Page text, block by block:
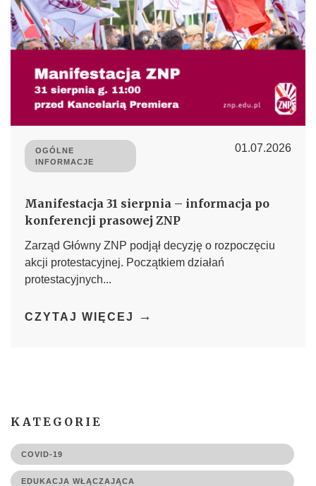
OGÓLNE
INFORMACJE
01.07.2026
Manifestacja 31 sierpnia – informacja po
konferencji prasowej ZNP
Zarząd Główny ZNP podjął decyzję o rozpoczęciu
akcji protestacyjnej. Początkiem działań
protestacyjnych...
CZYTAJ WIĘCEJ →
KATEGORIE
COVID-19
EDUKACJA WŁĄCZAJĄCA